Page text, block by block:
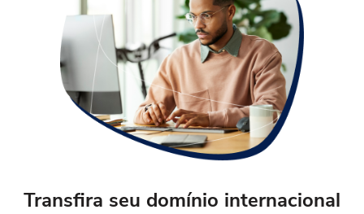
Transfira seu domínio internacional